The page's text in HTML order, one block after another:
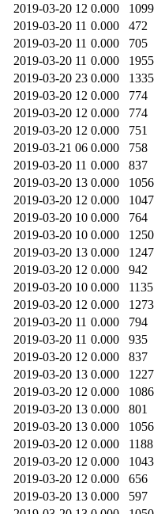
2019-03-20 12 0.000
1099
2019-03-20 11 0.000
472
2019-03-20 11 0.000
705
2019-03-20 11 0.000
1955
2019-03-20 23 0.000
1335
2019-03-20 12 0.000
774
2019-03-20 12 0.000
774
2019-03-20 12 0.000
751
2019-03-21 06 0.000
758
2019-03-20 11 0.000
837
2019-03-20 13 0.000
1056
2019-03-20 12 0.000
1047
2019-03-20 10 0.000
764
2019-03-20 10 0.000
1250
2019-03-20 13 0.000
1247
2019-03-20 12 0.000
942
2019-03-20 10 0.000
1135
2019-03-20 12 0.000
1273
2019-03-20 11 0.000
794
2019-03-20 11 0.000
935
2019-03-20 12 0.000
837
2019-03-20 13 0.000
1227
2019-03-20 12 0.000
1086
2019-03-20 13 0.000
801
2019-03-20 13 0.000
1056
2019-03-20 12 0.000
1188
2019-03-20 12 0.000
1043
2019-03-20 12 0.000
656
2019-03-20 13 0.000
597